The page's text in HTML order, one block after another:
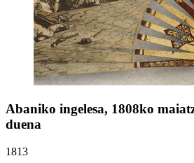
Abaniko ingelesa, 1808ko
duena
1813